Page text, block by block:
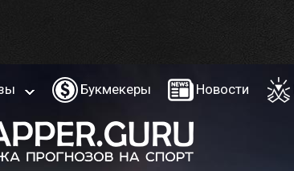
Букмекеры Новости